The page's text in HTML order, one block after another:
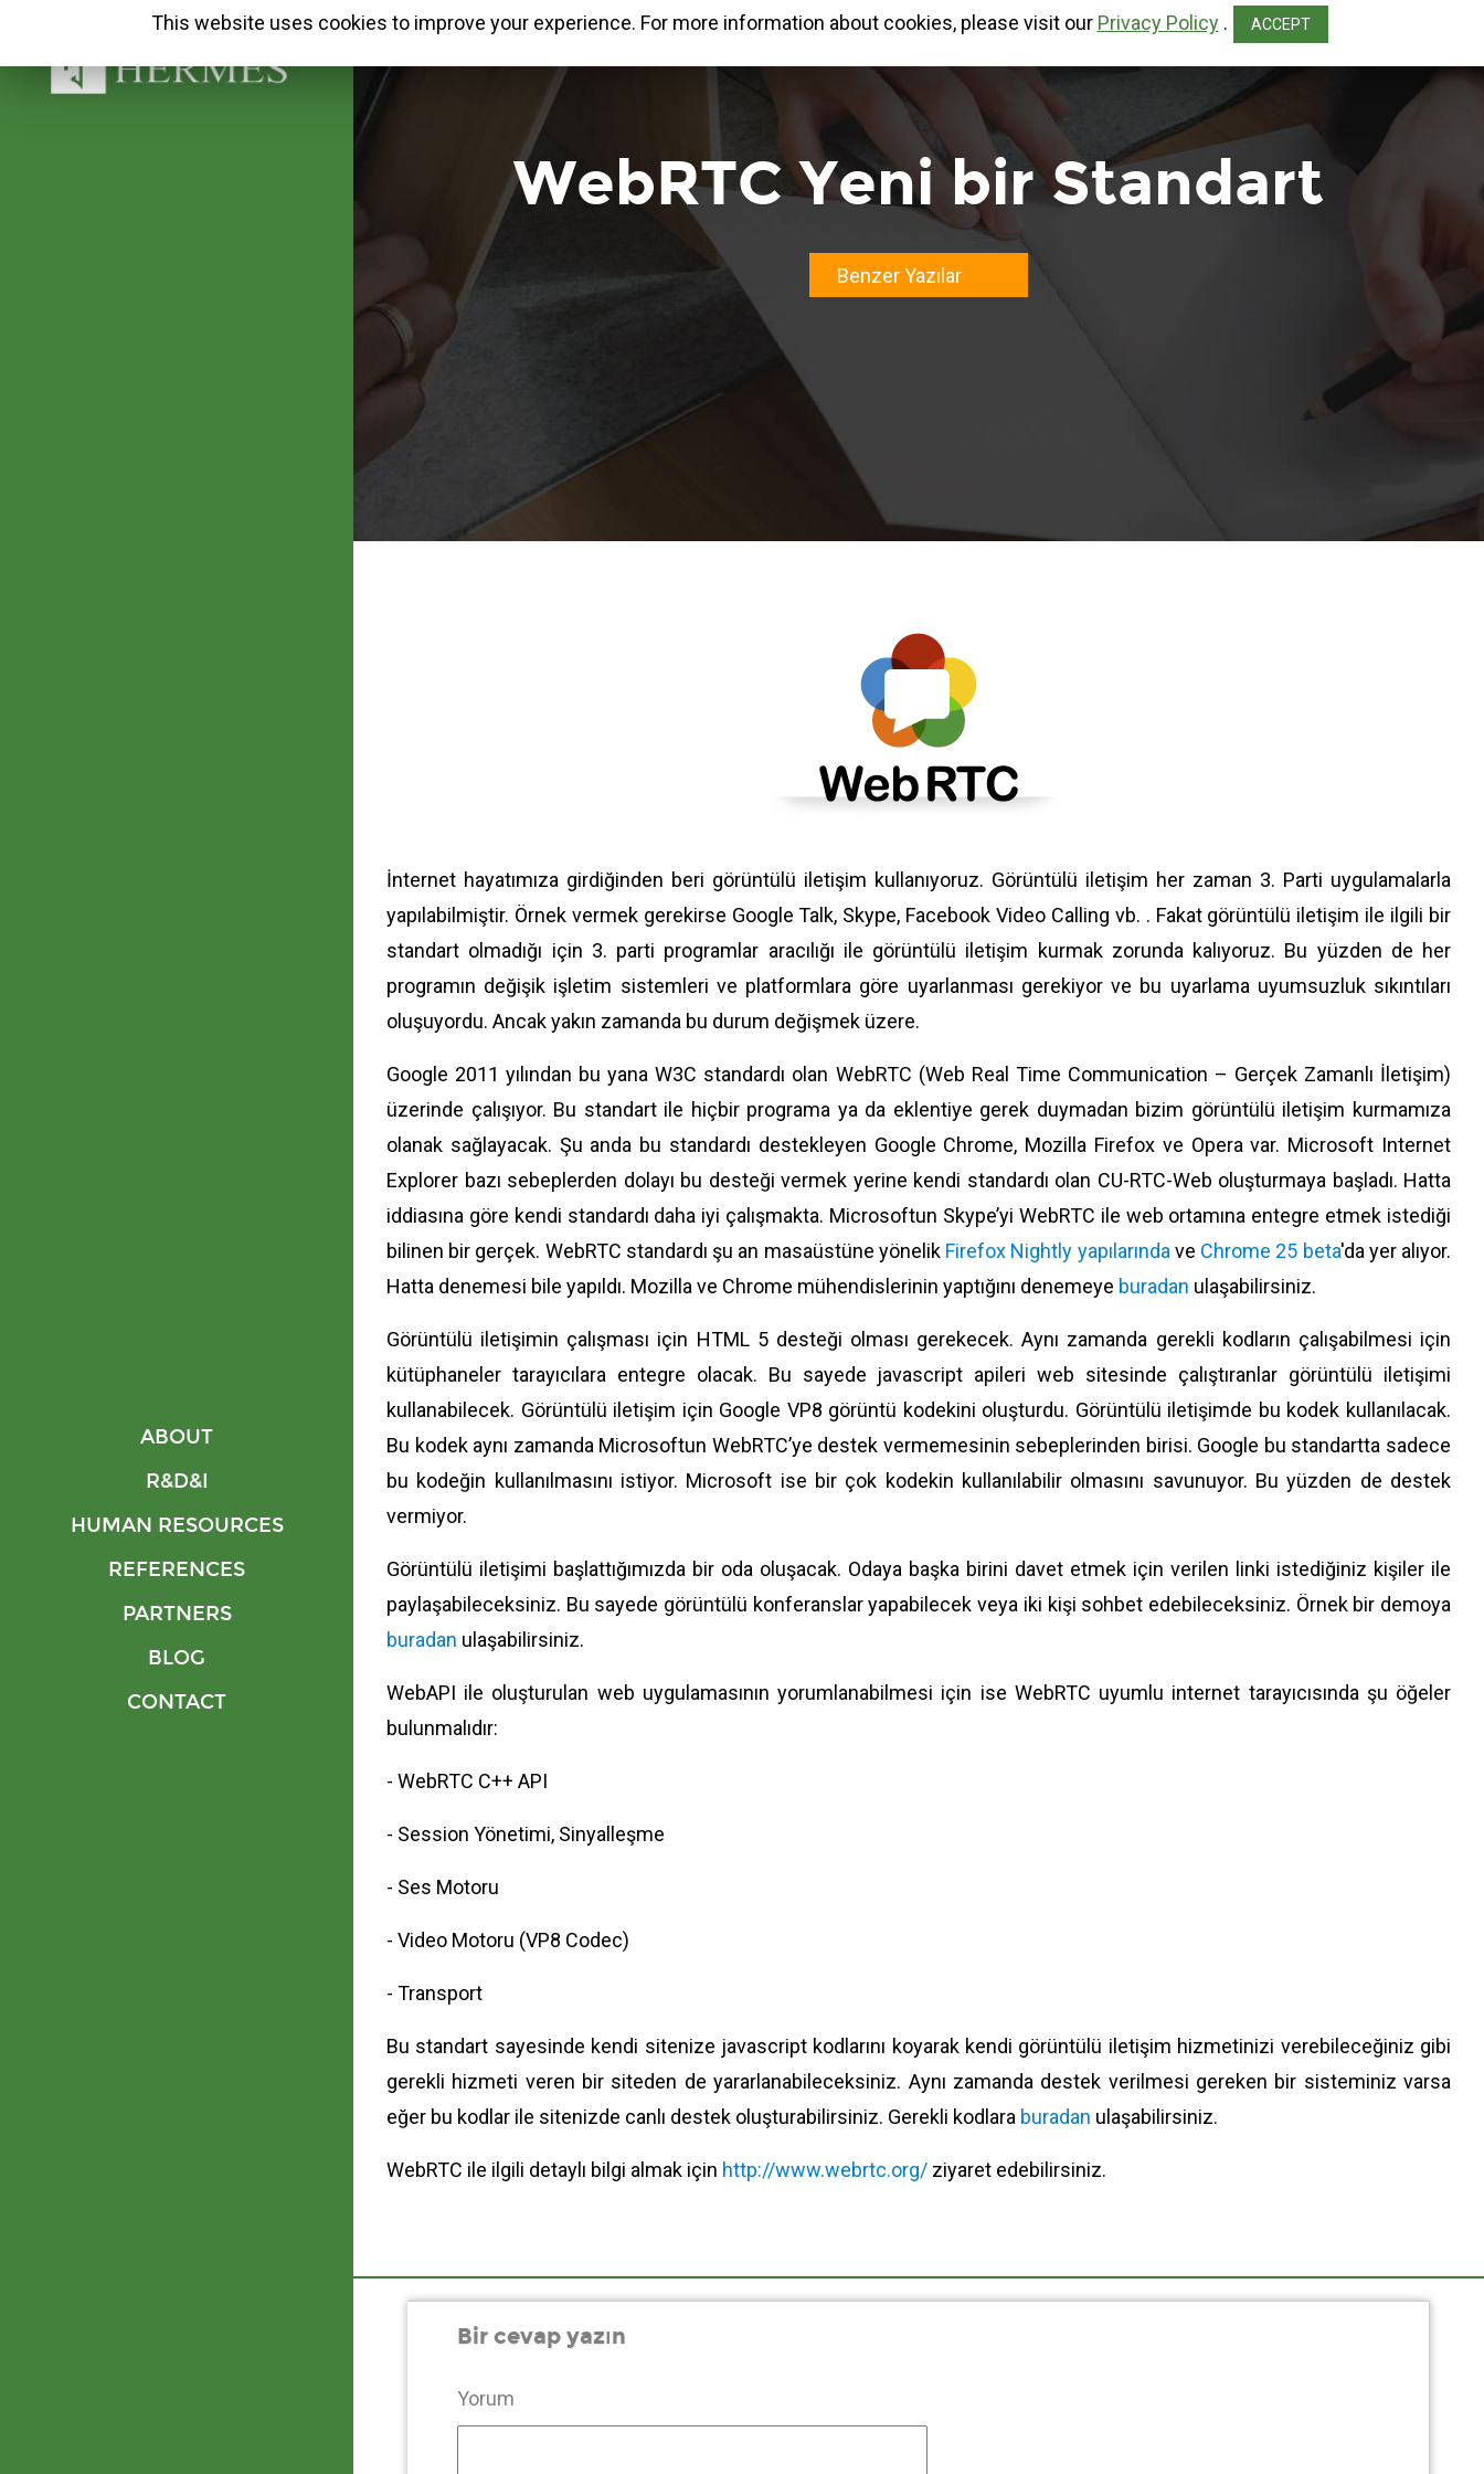
ABOUT
R&D&I
HUMAN RESOURCES
REFERENCES
PARTNERS
BLOG
CONTACT
WebRTC Yeni bir Standart
Benzer Yazılar
İnternet hayatımıza girdiğinden beri görüntülü iletişim kullanıyoruz. Görüntülü iletişim her zaman 3. Parti uygulamalarla
yapılabilmiştir. Örnek vermek gerekirse Google Talk, Skype, Facebook Video Calling vb. . Fakat görüntülü iletişim ile ilgili bir
standart olmadığı için 3. parti programlar aracılığı ile görüntülü iletişim kurmak zorunda kalıyoruz. Bu yüzden de her
programın değişik işletim sistemleri ve platformlara göre uyarlanması gerekiyor ve bu uyarlama uyumsuzluk sıkıntıları
oluşuyordu. Ancak yakın zamanda bu durum değişmek üzere.
Google 2011 yılından bu yana W3C standardı olan WebRTC (Web Real Time Communication – Gerçek Zamanlı İletişim)
üzerinde çalışıyor. Bu standart ile hiçbir programa ya da eklentiye gerek duymadan bizim görüntülü iletişim kurmamıza
olanak sağlayacak. Şu anda bu standardı destekleyen Google Chrome, Mozilla Firefox ve Opera var. Microsoft Internet
Explorer bazı sebeplerden dolayı bu desteği vermek yerine kendi standardı olan CU-RTC-Web oluşturmaya başladı. Hatta
iddiasına göre kendi standardı daha iyi çalışmakta. Microsoftun Skype’yi WebRTC ile web ortamına entegre etmek istediği
bilinen bir gerçek. WebRTC standardı şu an masaüstüne yönelik Firefox Nightly yapılarında ve Chrome 25 beta'da yer alıyor.
Hatta denemesi bile yapıldı. Mozilla ve Chrome mühendislerinin yaptığını denemeye buradan ulaşabilirsiniz.
Görüntülü iletişimin çalışması için HTML 5 desteği olması gerekecek. Aynı zamanda gerekli kodların çalışabilmesi için
kütüphaneler tarayıcılara entegre olacak. Bu sayede javascript apileri web sitesinde çalıştıranlar görüntülü iletişimi
kullanabilecek. Görüntülü iletişim için Google VP8 görüntü kodekini oluşturdu. Görüntülü iletişimde bu kodek kullanılacak.
Bu kodek aynı zamanda Microsoftun WebRTC’ye destek vermemesinin sebeplerinden birisi. Google bu standartta sadece
bu kodeğin kullanılmasını istiyor. Microsoft ise bir çok kodekin kullanılabilir olmasını savunuyor. Bu yüzden de destek
vermiyor.
Görüntülü iletişimi başlattığımızda bir oda oluşacak. Odaya başka birini davet etmek için verilen linki istediğiniz kişiler ile
paylaşabileceksiniz. Bu sayede görüntülü konferanslar yapabilecek veya iki kişi sohbet edebileceksiniz. Örnek bir demoya
buradan ulaşabilirsiniz.
WebAPI ile oluşturulan web uygulamasının yorumlanabilmesi için ise WebRTC uyumlu internet tarayıcısında şu öğeler
bulunmalıdır:
- WebRTC C++ API
- Session Yönetimi, Sinyalleşme
- Ses Motoru
- Video Motoru (VP8 Codec)
- Transport
Bu standart sayesinde kendi sitenize javascript kodlarını koyarak kendi görüntülü iletişim hizmetinizi verebileceğiniz gibi
gerekli hizmeti veren bir siteden de yararlanabileceksiniz. Aynı zamanda destek verilmesi gereken bir sisteminiz varsa
eğer bu kodlar ile sitenizde canlı destek oluşturabilirsiniz. Gerekli kodlara buradan ulaşabilirsiniz.
WebRTC ile ilgili detaylı bilgi almak için http://www.webrtc.org/ ziyaret edebilirsiniz.
Bir cevap yazın
Yorum
This website uses cookies to improve your experience. For more information about cookies, please visit our Privacy Policy. ACCEPT